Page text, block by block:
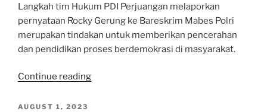
Langkah tim Hukum PDI Perjuangan melaporkan
pernyataan Rocky Gerung ke Bareskrim Mabes Polri
merupakan tindakan untuk memberikan pencerahan
dan pendidikan proses berdemokrasi di masyarakat.
Continue reading“Kompas
POSTED
AUGUST 1, 2023